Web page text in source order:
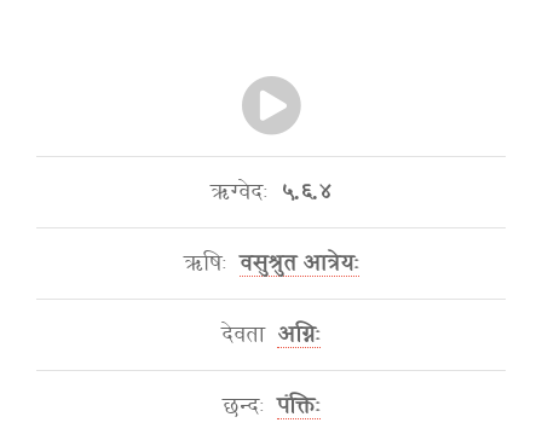
ऋग्वेदः ५.६.४
ऋषिः वसुश्रुत आत्रेयः
देवता अग्निः
छन्दः पंक्तिः